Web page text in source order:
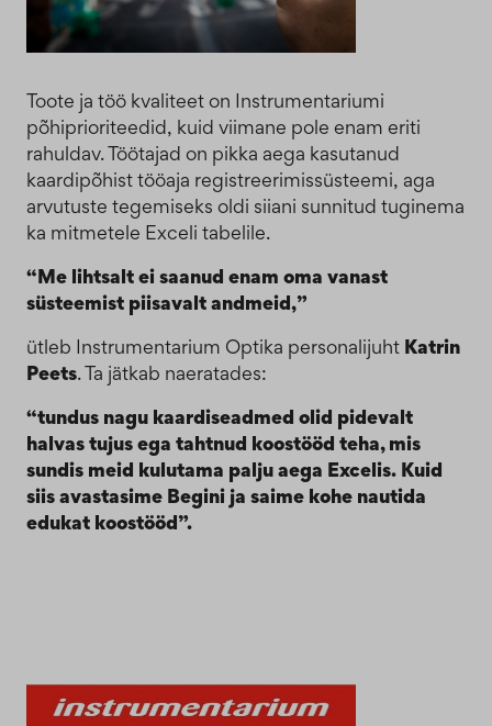
Toote ja töö kvaliteet on Instrumentariumi
põhiprioriteedid, kuid viimane pole enam eriti
rahuldav. Töötajad on pikka aega kasutanud
kaardipõhist tööaja registreerimissüsteemi, aga
arvutuste tegemiseks oldi siiani sunnitud tuginema
ka mitmetele Exceli tabelile.
“Me lihtsalt ei saanud enam oma vanast
süsteemist piisavalt andmeid,”
ütleb Instrumentarium Optika personalijuht Katrin
Peets. Ta jätkab naeratades:
“tundus nagu kaardiseadmed olid pidevalt
halvas tujus ega tahtnud koostööd teha, mis
sundis meid kulutama palju aega Excelis. Kuid
siis avastasime Begini ja saime kohe nautida
edukat koostööd”.